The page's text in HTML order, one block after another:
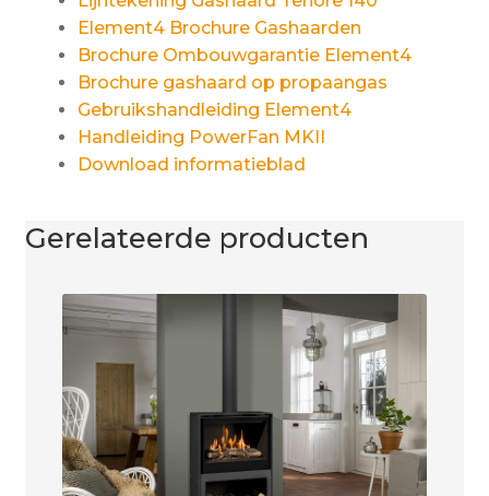
Element4 Brochure Gashaarden
Brochure Ombouwgarantie Element4
Brochure gashaard op propaangas
Gebruikshandleiding Element4
Handleiding PowerFan MKII
Download informatieblad
Gerelateerde producten